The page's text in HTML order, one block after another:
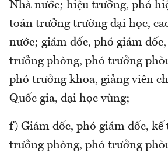
Nhà nước; hiệu trưởng, phó
toán trưởng trường đại học,
nước; giám đốc, phó giám
trưởng phòng, phó trưởng
phó trưởng khoa, giảng viên
Quốc gia, đại học vùng;
f) Giám đốc, phó giám đốc, kế
trưởng phòng, phó trưởng